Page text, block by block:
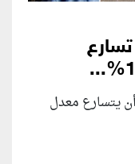
تسارع
يتسارع ‌معدل